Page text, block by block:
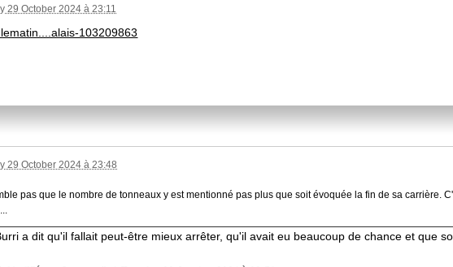
29 October 2024 à 23:11
103209863
29 October 2024 à 23:48
pas que le nombre de tonneaux y est mentionné pas plus que soit évoquée la fin de sa carrière.
a dit qu'il fallait peut-être mieux arrêter, qu'il avait eu beaucoup de chance et que